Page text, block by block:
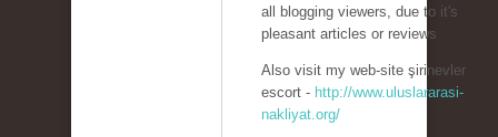
all blogging viewers, due to it's
pleasant articles or reviews
Also visit my web-site şirinevler
escort - http://www.uluslararasi-
nakliyat.org/